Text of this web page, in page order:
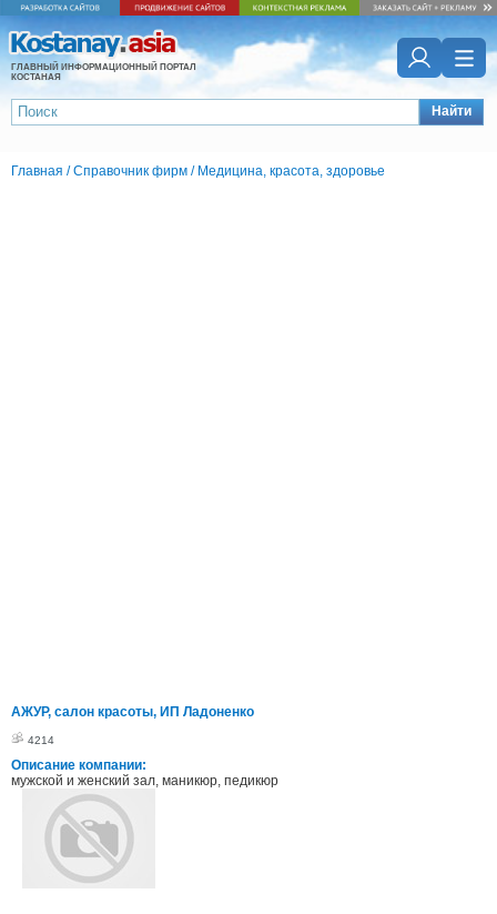
ГЛАВНЫЙ ИНФОРМАЦИОННЫЙ ПОРТАЛ
КОСТАНАЯ
Найти
Главная /Справочник фирм / Медицина, красота, здоровье
АЖУР, салон красоты, ИП Ладоненко
4214
Описание компании:
мужской и женский зал, маникюр, педикюр